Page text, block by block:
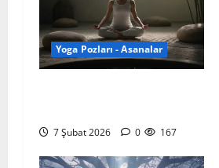
Yoga Pozları - Asanalar
7 Şubat 2026 0 167